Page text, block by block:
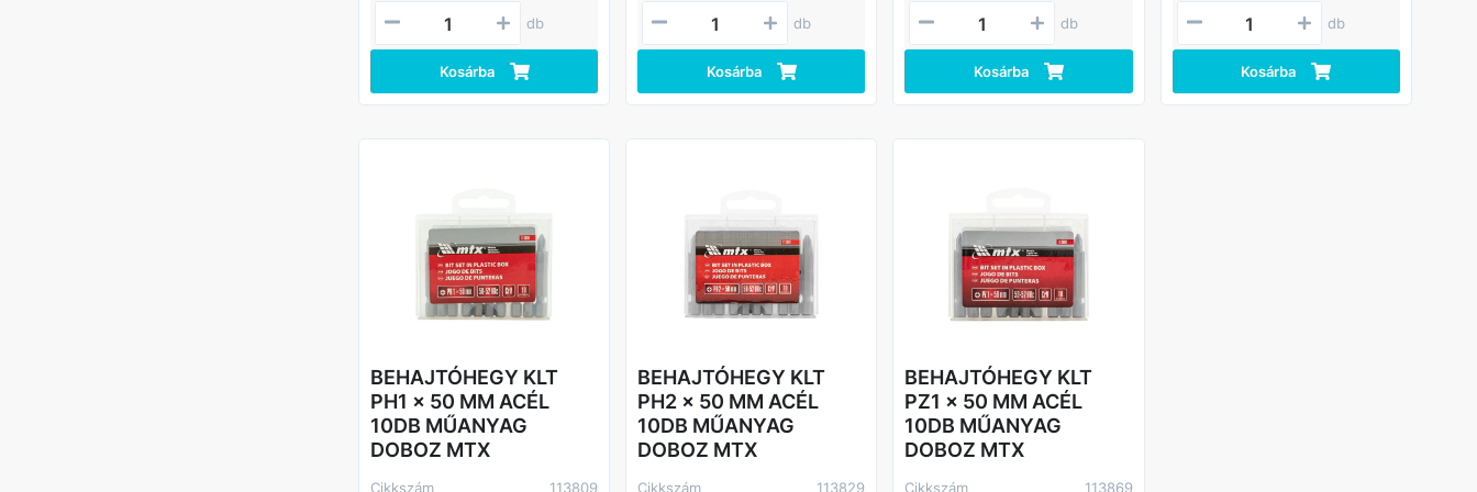
közvetlenül a csavarhúzóra.
csavarhúzótokmány
forgástengelyéhez képest
szögben elhelyezkedő területek
elérését.
rugalmas adapter megtartását a
A mágneses tartó
megakadályozza, hogy a bit
kiessen, így szűk helyeken is
hatékonyan dolgozhat.
Az adapter krómozott acélból
készült, amely biztosítja
szilárdságát, kopásállóságát és
db
Kosárba
gépesített és kézi
db
Kosárba
garázsban a maximális
meghúzási erőt igénylő munkák
elvégzéséhez.
Előnyök
További jellemzők - az adapter
lehetővé teszi 1/2"-os szárú
bitek felszerelését 3/8"-os
rögzítési méretű szerszámokra.
Kényelmes tárolás és szállítás - a
készletet tokban szállítjuk, a
db
Kosárba
professzionális használatra
ajánlott autójavító műhelyekben
és autógyártásban.
Előnyök
db
Kosárba
BEHAJTÓHEGY KLT
PH1 x 50 MM ACÉL
10DB MŰANYAG
DOBOZ MTX
Cikkszám
113809
BEHAJTÓHEGY KLT
PH2 x 50 MM ACÉL
10DB MŰANYAG
DOBOZ MTX
Cikkszám
113829
BEHAJTÓHEGY KLT
PZ1 x 50 MM ACÉL
10DB MŰANYAG
DOBOZ MTX
Cikkszám
113869